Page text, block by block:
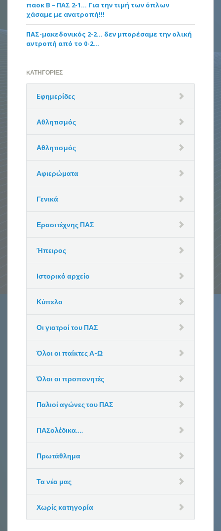
παοκ Β – ΠΑΣ 2-1… Για την τιμή των όπλων
χάσαμε με ανατροπή!!!
ΠΑΣ-μακεδονικός 2-2… δεν μπορέσαμε την ολική
αντροπή από το 0-2…
KΑΤΗΓΟΡΊΕΣ
Eφημερίδες
Αθλητισμός
Αθλητισμός
Αφιερώματα
Γενικά
Ερασιτέχνης ΠΑΣ
Ήπειρος
Ιστορικό αρχείο
Κύπελο
Οι γιατροί του ΠΑΣ
Όλοι οι παίκτες Α-Ω
Όλοι οι προπονητές
Παλιοί αγώνες του ΠΑΣ
ΠΑΣολέδικα….
Πρωτάθλημα
Τα νέα μας
Χωρίς κατηγορία